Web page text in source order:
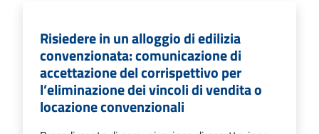
Risiedere in un alloggio di edilizia
convenzionata: comunicazione di
accettazione del corrispettivo per
l’eliminazione dei vincoli di vendita o
locazione convenzionali